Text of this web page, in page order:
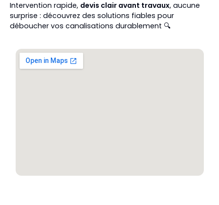
Intervention rapide, devis clair avant travaux, aucune
surprise : découvrez des solutions fiables pour
déboucher vos canalisations durablement 🔍